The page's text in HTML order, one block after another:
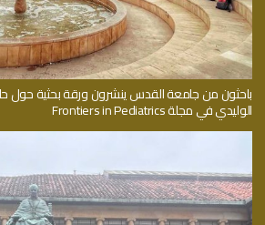
باحثون من جامعة القدس ينشرون ورقة بحثية حول
الوليدي في مجلة Frontiers in Pediatrics